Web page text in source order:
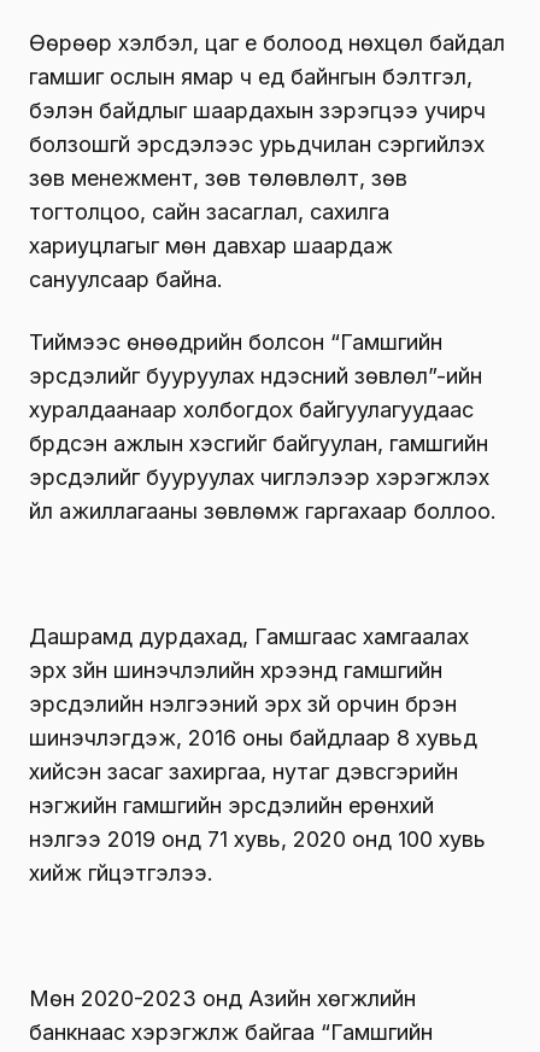
Өөрөөр хэлбэл, цаг үе болоод нөхцөл байдал
гамшиг ослын ямар ч үед байнгын бэлтгэл,
бэлэн байдлыг шаардахын зэрэгцээ учирч
болзошгүй эрсдэлээс урьдчилан сэргийлэх
зөв менежмент, зөв төлөвлөлт, зөв
тогтолцоо, сайн засаглал, сахилга
хариуцлагыг мөн давхар шаардаж
сануулсаар байна.
Тиймээс өнөөдрийн болсон “Гамшгийн
эрсдэлийг бууруулах үндэсний зөвлөл”-ийн
хуралдаанаар холбогдох байгуулагуудаас
бүрдсэн ажлын хэсгийг байгуулан, гамшгийн
эрсдэлийг бууруулах чиглэлээр хэрэгжүүлэх
үйл ажиллагааны зөвлөмж гаргахаар боллоо.
Дашрамд дурдахад, Гамшгаас хамгаалах
эрх зүйн шинэчлэлийн хүрээнд гамшгийн
эрсдэлийн үнэлгээний эрх зүй орчин бүрэн
шинэчлэгдэж, 2016 оны байдлаар 8 хувьд
хийсэн засаг захиргаа, нутаг дэвсгэрийн
нэгжийн гамшгийн эрсдэлийн ерөнхий
үнэлгээ 2019 онд 71 хувь, 2020 онд 100 хувь
хийж гүйцэтгэлээ.
Мөн 2020-2023 онд Азийн хөгжлийн
банкнаас хэрэгжүүлж байгаа “Гамшгийн